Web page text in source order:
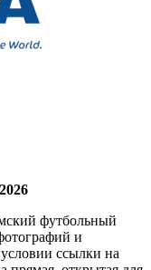
футбольный
и
ссылки на